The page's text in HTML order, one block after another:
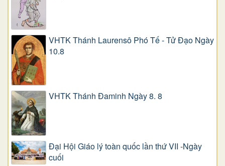
VHTK Thánh Laurensô Phó Tế - Tử Đạo Ngày
10.8
VHTK Thánh Đaminh Ngày 8. 8
Đại Hội Giáo lý toàn quốc lần thứ VII -Ngày
cuối